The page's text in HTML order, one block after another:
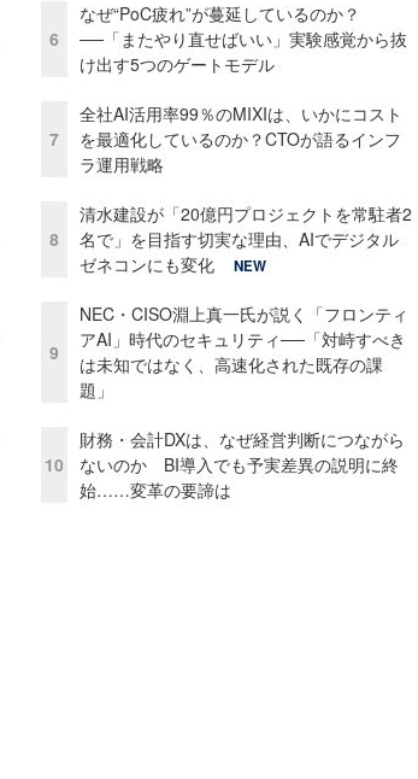
6
なぜ“PoC疲れ”が蔓延しているのか？
──「またやり直せばいい」実験感覚から抜
け出す5つのゲートモデル
7
全社AI活用率99％のMIXIは、いかにコスト
を最適化しているのか？CTOが語るインフ
ラ運用戦略
8
清水建設が「20億円プロジェクトを常駐者2
名で」を目指す切実な理由、AIでデジタル
ゼネコンにも変化
NEW
9
NEC・CISO淵上真一氏が説く「フロンティ
アAI」時代のセキュリティ──「対峙すべき
は未知ではなく、高速化された既存の課
題」
10
財務・会計DXは、なぜ経営判断につながら
ないのか BI導入でも予実差異の説明に終
始……変革の要諦は